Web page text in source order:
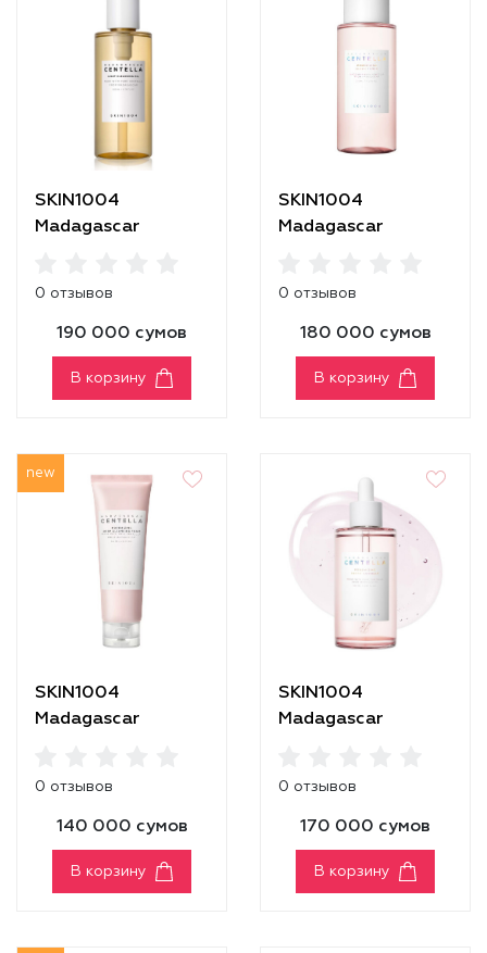
SKIN1004
Madagascar
0 отзывов
190 000 сумов
В корзину
SKIN1004
Madagascar
0 отзывов
180 000 сумов
В корзину
new
SKIN1004
Madagascar
0 отзывов
140 000 сумов
В корзину
SKIN1004
Madagascar
0 отзывов
170 000 сумов
В корзину